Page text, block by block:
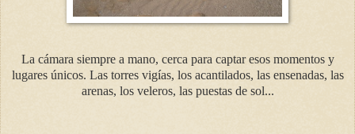
La cámara siempre a mano, cerca para captar esos momentos y
lugares únicos. Las torres vigías, los acantilados, las ensenadas, las
arenas, los veleros, las puestas de sol...